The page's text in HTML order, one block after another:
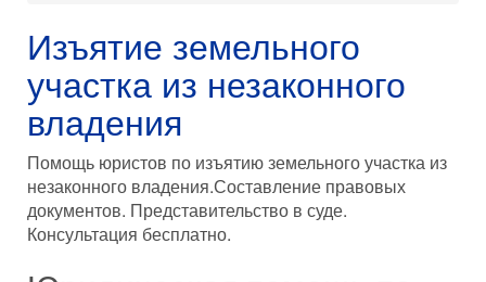
Изъятие земельного
участка из незаконного
владения
Помощь юристов по изъятию земельного участка из
незаконного владения.Составление правовых
документов. Представительство в суде.
Консультация бесплатно.